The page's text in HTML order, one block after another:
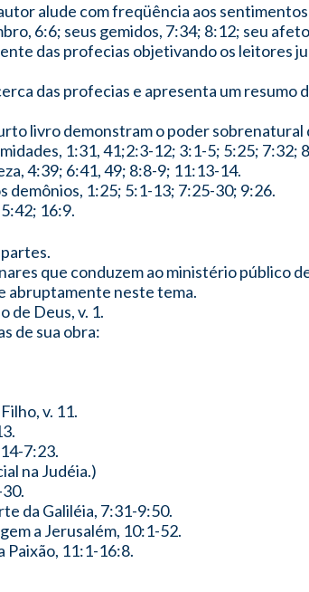
alude com freqüência aos sentimentos
6:6; seus gemidos, 7:34; 8:12; seu
das profecias objetivando os leitores
das profecias e apresenta um resumo
livro demonstram o poder sobrenatural
1:31, 41;2:3-12; 3:1-5; 5:25; 7:32;
4:39; 6:41, 49; 8:8-9; 11:13-14.
demônios, 1:25; 5:1-13; 7:25-30; 9:26.
16:9.
que conduzem ao ministério público
abruptamente neste tema.
de Deus, v. 1.
de sua obra:
v. 11.
7:23.
na Judéia.)
da Galiléia, 7:31-9:50.
a Jerusalém, 10:1-52.
Paixão, 11:1-16:8.